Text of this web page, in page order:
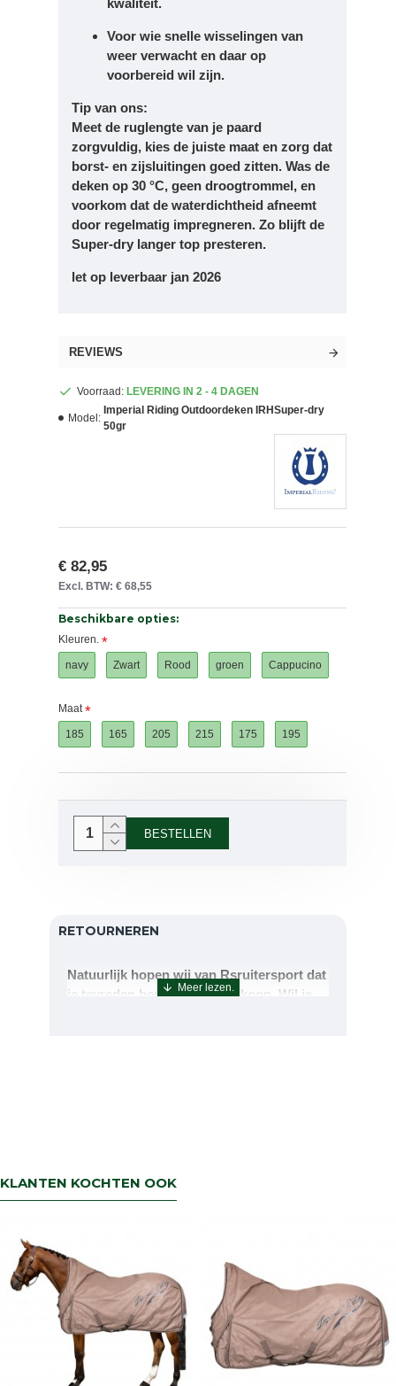
kwaliteit.
Voor wie snelle wisselingen van
weer verwacht en daar op
voorbereid wil zijn.
Tip van ons:
Meet de ruglengte van je paard
zorgvuldig, kies de juiste maat en zorg dat
borst- en zijsluitingen goed zitten. Was de
deken op 30 °C, geen droogtrommel, en
voorkom dat de waterdichtheid afneemt
door regelmatig impregneren. Zo blijft de
Super-dry langer top presteren.
let op leverbaar jan 2026
REVIEWS
Voorraad: LEVERING IN 2 - 4 DAGEN
Model:
Imperial Riding Outdoordeken IRHSuper-dry
50gr
€ 82,95
Excl. BTW: € 68,55
Beschikbare opties:
Kleuren.
navy Zwart Rood groen Cappucino
Maat
185 165 205 215 175 195
BESTELLEN
RETOURNEREN
Natuurlijk hopen wij van Rsruitersport dat
je tevreden bent met uw aankoop. Wil je
KLANTEN KOCHTEN OOK